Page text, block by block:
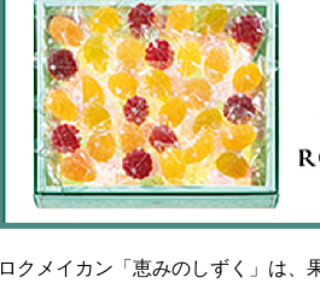
ロクメイカン「恵みのしずく」は、